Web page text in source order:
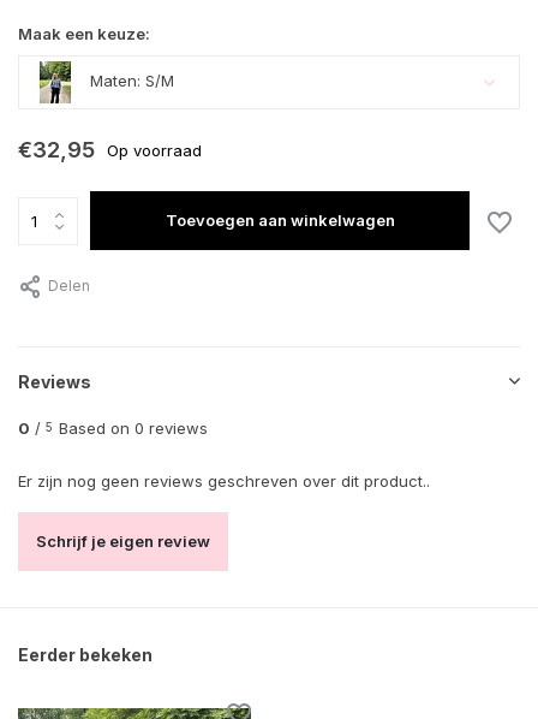
Maak een keuze:
Maten: S/M
€32,95 Op voorraad
Toevoegen aan winkelwagen
Delen
Reviews
0 / 5 Based on 0 reviews
Er zijn nog geen reviews geschreven over dit product..
Schrijf je eigen review
Eerder bekeken